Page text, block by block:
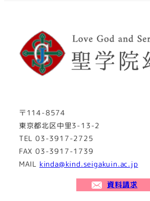
〒114-8574
東京都北区中里3-13-2
TEL 03-3917-2725
FAX 03-3917-1739
MAIL kinda@kind.seigakuin.ac.jp
資料請求